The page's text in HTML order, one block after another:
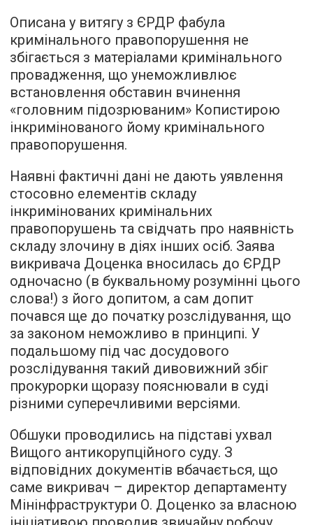
Описана у витягу з ЄРДР фабула
кримінального правопорушення не
збігається з матеріалами кримінального
провадження, що унеможливлює
встановлення обставин вчинення
«головним підозрюваним» Копистирою
інкримінованого йому кримінального
правопорушення.
Наявні фактичні дані не дають уявлення
стосовно елементів складу
інкримінованих кримінальних
правопорушень та свідчать про наявність
складу злочину в діях інших осіб. Заява
викривача Доценка вносилась до ЄРДР
одночасно (в буквальному розумінні цього
слова!) з його допитом, а сам допит
почався ще до початку розслідування, що
за законом неможливо в принципі. У
подальшому під час досудового
розслідування такий дивовижний збіг
прокурорки щоразу пояснювали в суді
різними суперечливими версіями.
Обшуки проводились на підставі ухвал
Вищого антикорупційного суду. З
відповідних документів вбачається, що
саме викривач – директор департаменту
Мінінфраструктури О. Доценко за власною